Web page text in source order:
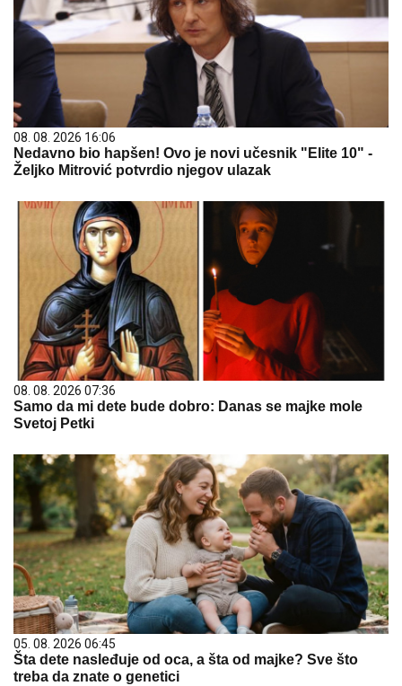
08. 08. 2026 16:06
Nedavno bio hapšen! Ovo je novi učesnik "Elite 10" -
Željko Mitrović potvrdio njegov ulazak
08. 08. 2026 07:36
Samo da mi dete bude dobro: Danas se majke mole
Svetoj Petki
05. 08. 2026 06:45
Šta dete nasleđuje od oca, a šta od majke? Sve što
treba da znate o genetici